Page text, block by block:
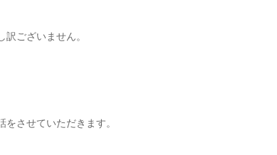
ございません。
させていただきます。